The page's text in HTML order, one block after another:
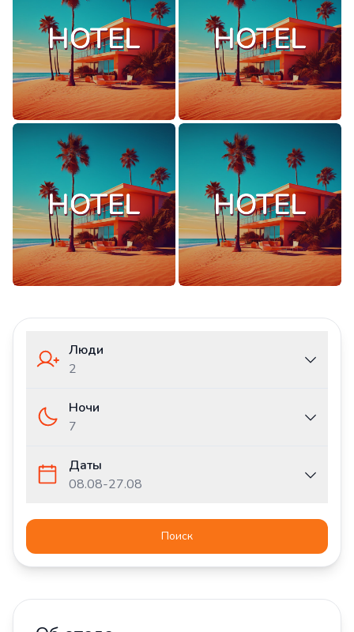
Люди
2
Ночи
7
Даты
08.08-27.08
Поиск